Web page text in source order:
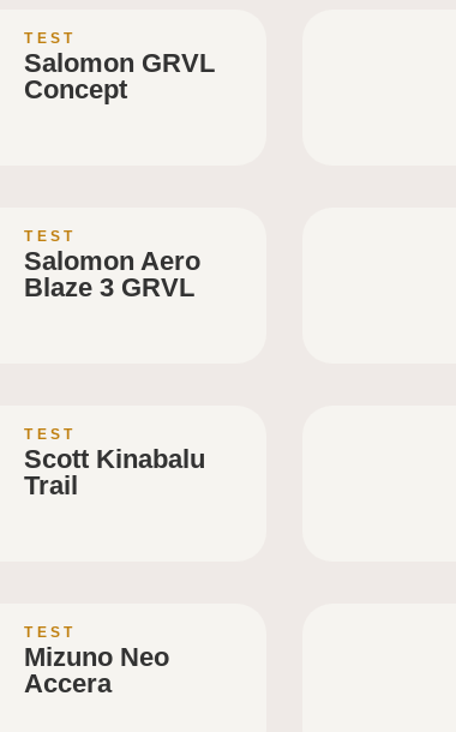
TEST
Salomon GRVL
Concept
TEST
Salomon Aero
Blaze 3 GRVL
TEST
Scott Kinabalu
Trail
TEST
Mizuno Neo
Accera